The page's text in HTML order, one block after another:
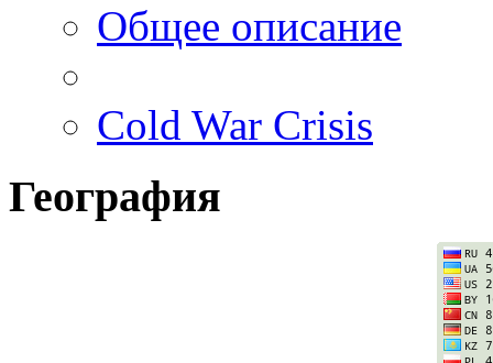
Общее описание
Cold War Crisis
География